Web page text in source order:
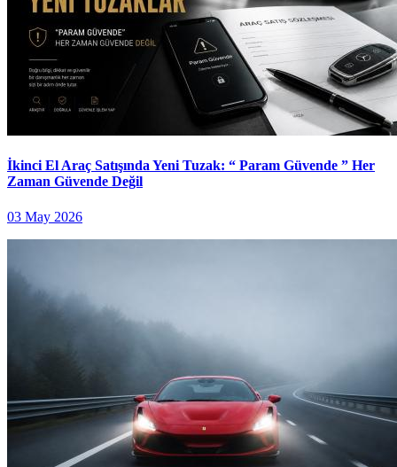
İkinci El Araç Satışında Yeni Tuzak: “ Param Güvende ” Her
Zaman Güvende Değil
03 May 2026